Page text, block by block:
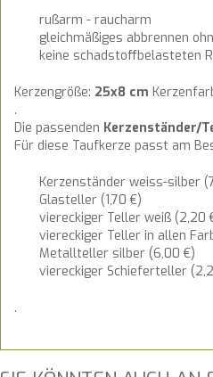
rußarm - raucharm
gleichmäßiges abbrennen
keine schadstoffbelasteten
Kerzengröße: 25x8 cm
.
Die passenden Kerzenständer/
Für diese Taufkerze passt am
Kerzenständer weiss-silber
Glasteller (1,70 €)
viereckiger Teller weiß (2,20
viereckiger Teller in allen
Metallteller silber (6,00 €)
viereckiger Schieferteller
.